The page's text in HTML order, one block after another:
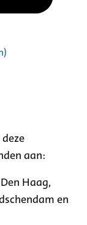
aan:
Haag,
en